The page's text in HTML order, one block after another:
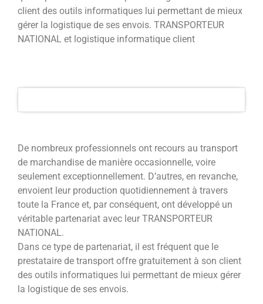
client des outils informatiques lui permettant de mieux
gérer la logistique de ses envois. TRANSPORTEUR
NATIONAL et logistique informatique client
De nombreux professionnels ont recours au transport
de marchandise de manière occasionnelle, voire
seulement exceptionnellement. D’autres, en revanche,
envoient leur production quotidiennement à travers
toute la France et, par conséquent, ont développé un
véritable partenariat avec leur TRANSPORTEUR
NATIONAL.
Dans ce type de partenariat, il est fréquent que le
prestataire de transport offre gratuitement à son client
des outils informatiques lui permettant de mieux gérer
la logistique de ses envois.